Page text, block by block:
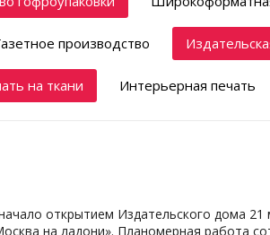
производство
на ткани Интерьерная печать
открытием Издательского дома 21
на ладони». Планомерная работа